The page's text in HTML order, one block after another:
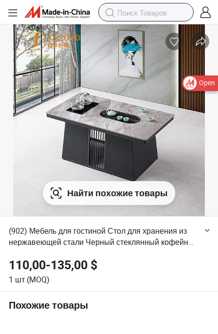
Open
Найти похожие товары
(902) Мебель для гостиной Стол для хранения из
нержавеющей стали Черный стеклянный кофейный
110,00-135,00 $
1 шт.(MOQ)
Похожие товары